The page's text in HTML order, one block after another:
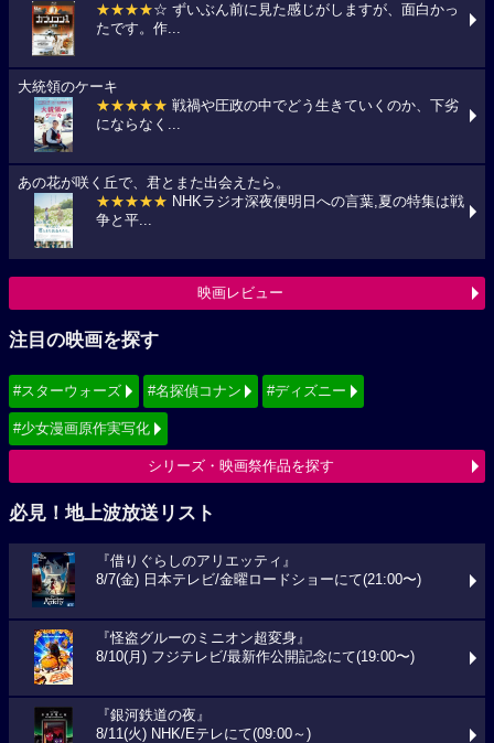
★★★★☆ ずいぶん前に見た感じがしますが、面白かっ
たです。作...
大統領のケーキ
★★★★★ 戦禍や圧政の中でどう生きていくのか、下劣
にならなく...
あの花が咲く丘で、君とまた出会えたら。
★★★★★ NHKラジオ深夜便明日への言葉,夏の特集は戦
争と平...
映画レビュー
注目の映画を探す
#スターウォーズ #名探偵コナン #ディズニー
#少女漫画原作実写化
シリーズ・映画祭作品を探す
必見！地上波放送リスト
『借りぐらしのアリエッティ』
8/7(金) 日本テレビ/金曜ロードショーにて(21:00〜)
『怪盗グルーのミニオン超変身』
8/10(月) フジテレビ/最新作公開記念にて(19:00〜)
『銀河鉄道の夜』
8/11(火) NHK/Eテレにて(09:00～)